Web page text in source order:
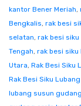
kantor Bener Meriah,
Bengkalis, rak besi
selatan, rak besi
Tengah, rak besi
Utara, Rak Besi Siku
Rak Besi Siku
lubang susun